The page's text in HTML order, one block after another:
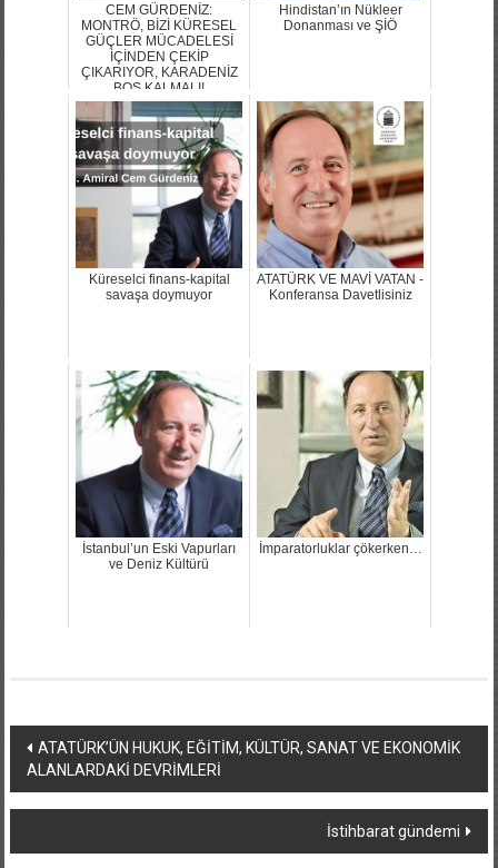
CEM GÜRDENİZ:
MONTRÖ, BİZİ KÜRESEL
GÜÇLER MÜCADELESİ
İÇİNDEN ÇEKİP
ÇIKARIYOR, KARADENİZ
BOŞ KALMALI!
Hindistan’ın Nükleer
Donanması ve ŞİÖ
Küreselci finans-kapital
savaşa doymuyor
ATATÜRK VE MAVİ VATAN -
Konferansa Davetlisiniz
İstanbul’un Eski Vapurları
ve Deniz Kültürü
İmparatorluklar çökerken…
Yazı
dolaşımı
ATATÜRK’ÜN HUKUK, EĞİTİM, KÜLTÜR, SANAT VE EKONOMİK
ALANLARDAKİ DEVRİMLERİ
İstihbarat gündemi